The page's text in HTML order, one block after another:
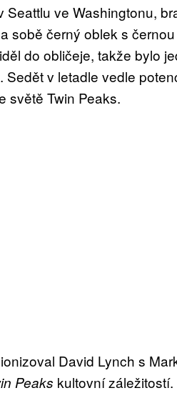
Seattlu ve Washingtonu,
sobě černý oblek s
do obličeje, takže bylo
Sedět v letadle vedle
světě Twin Peaks.
David Lynch s
Peaks kultovní